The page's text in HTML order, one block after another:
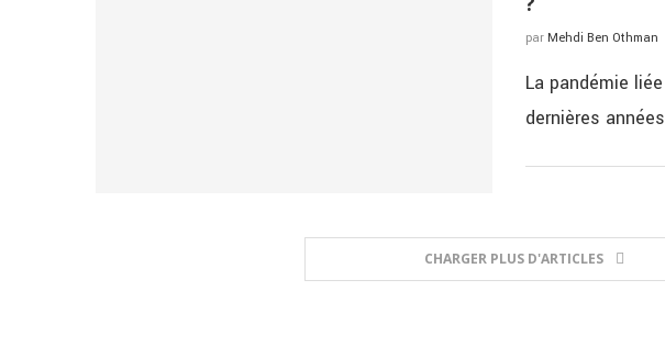
par Mehdi Ben Othman
La pandémie
dernières
CHARGER PLUS D'ARTICLES